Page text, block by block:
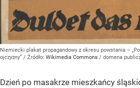
Niemiecki plakat propagandowy z okresu powstania –
ojczyzny” / Źródło: Wikimedia Commons / domena
Dzień po masakrze mieszkańcy